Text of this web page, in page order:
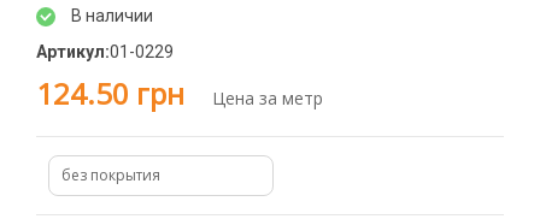
В наличии
Артикул:01-0229
124.50 грн Цена за метр
без покрытия